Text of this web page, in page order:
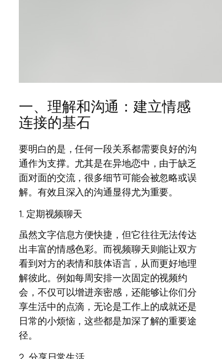
一、理解和沟通：建立情感
连接的基石
要明白的是，任何一段关系都需要良好的沟
通作为支撑。尤其是在异地恋中，由于缺乏
面对面的交流，很多细节可能会被忽略或误
解。有效且深入的沟通显得尤为重要。
1. 定期视频聊天
虽然文字信息方便快捷，但它往往无法传达
出丰富的情感色彩。而视频聊天则能让双方
看到对方的表情和肢体语言，从而更好地理
解彼此。例如每周安排一次固定的视频约
会，不仅可以增进亲密感，还能够让你们分
享生活中的点滴，无论是工作上的成就还是
日常的小烦恼，这些都是加深了解的重要途
径。